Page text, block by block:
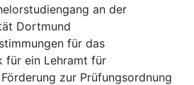
an der
Dortmund
für das
für ein Lehramt für
zur Prüfungsordnung